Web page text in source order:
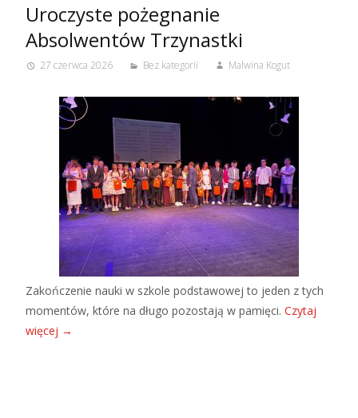
Uroczyste pożegnanie
Absolwentów Trzynastki
27 czerwca 2026 Bez kategorii Malwina Kogut
Zakończenie nauki w szkole podstawowej to jeden z tych
momentów, które na długo pozostają w pamięci. Czytaj
więcej →